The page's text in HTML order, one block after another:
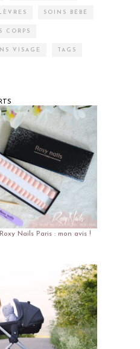
SOINS BÉBÉ
CORPS
VISAGE TAGS
Nails Paris : mon avis !